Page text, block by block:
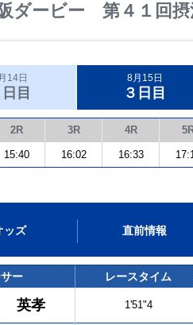
ダービー 第４１回摂
14日
日目
8月15日
３日目
2R 3R 4R
15:40 16:02 16:33
ッズ 直前情報
ー レースタイム
英孝 1'51"4